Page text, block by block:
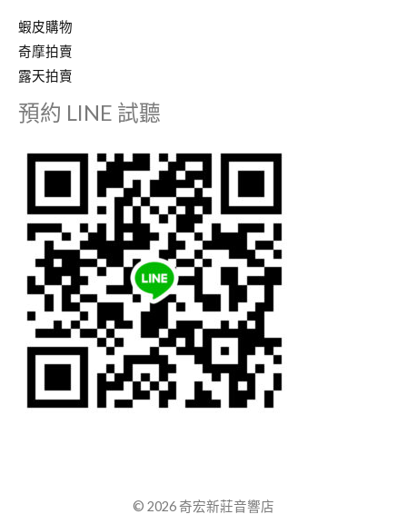
蝦皮購物
奇摩拍賣
露天拍賣
預約 LINE 試聽
© 2026 奇宏新莊音響店